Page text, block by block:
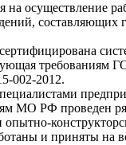
на осуществление
составляющих
002-2012.
МО РФ проведен
опытно-
и приняты на